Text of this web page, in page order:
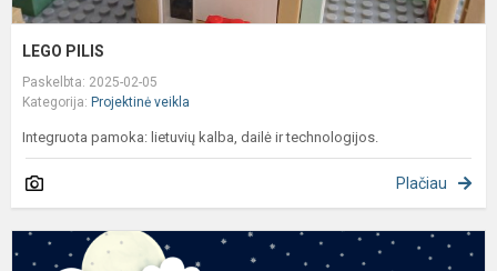
LEGO PILIS
Paskelbta: 2025-02-05
Kategorija: Projektinė veikla
Integruota pamoka: lietuvių kalba, dailė ir technologijos.
Plačiau